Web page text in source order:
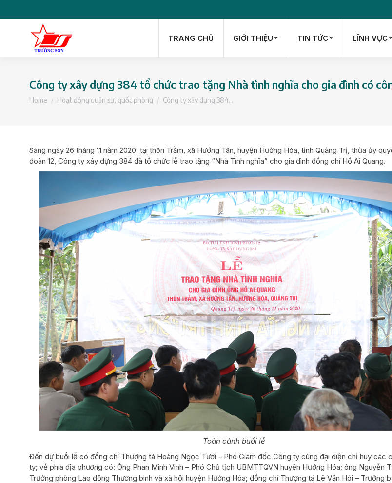
TRANG CHỦ GIỚI THIỆU TIN TỨC LĨNH VỰC
Công ty xây dựng 384 tổ chức trao tặng Nhà tình nghĩa cho gia đình có
You are here:
Home Hoạt động quân sự, quốc phòng Công ty xây dựng 384…
Sáng ngày 26 tháng 11 năm 2020, tại thôn Trằm, xã Hướng Tân, huyện Hướng Hóa, tỉnh Quảng Trị, thừa ủy
đoàn 12, Công ty xây dựng 384 đã tổ chức lễ trao tặng “Nhà Tình nghĩa” cho gia đình đồng chí Hồ Ai Quang.
Toàn cảnh buổi lễ
Đến dự buổi lễ có đồng chí Thượng tá Hoàng Ngọc Tươi – Phó Giám đốc Công ty cùng đại diện chỉ huy các
ty; về phía địa phương có: Ông Phan Minh Vinh – Phó Chủ tịch UBMTTQVN huyện Hướng Hóa; ông Nguyễn
Trưởng phòng Lao động Thương binh và xã hội huyện Hướng Hóa; đồng chí Thượng tá Lê Văn Hói – Trưởng
TRANG CHỦ GIỚI THIỆU TIN TỨC LĨNH VỰC